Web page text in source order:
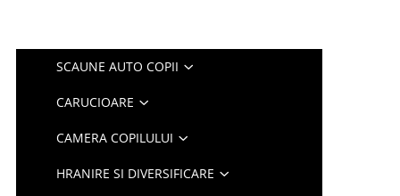
SCAUNE AUTO COPII
CARUCIOARE
CAMERA COPILULUI
HRANIRE SI DIVERSIFICARE